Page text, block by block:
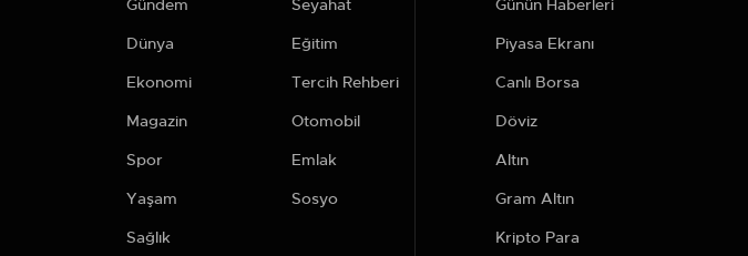
Gündem
Dünya
Ekonomi
Magazin
Spor
Yaşam
Sağlık
Seyahat
Eğitim
Tercih Rehberi
Otomobil
Emlak
Sosyo
Günün Haberleri
Piyasa Ekranı
Canlı Borsa
Döviz
Altın
Gram Altın
Kripto Para